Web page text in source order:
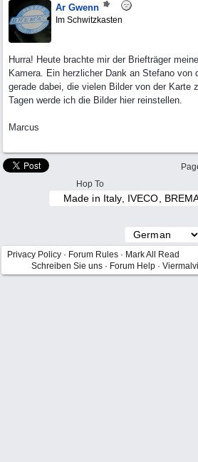
Ar Gwenn
Im Schwitzkasten
Hurra! Heute brachte mir der Briefträger
Kamera. Ein herzlicher Dank an Stefano von
gerade dabei, die vielen Bilder von der Karte
Tagen werde ich die Bilder hier reinstellen.
Marcus
Hop To
Privacy Policy · Forum Rules · Mark All Read
Schreiben Sie uns · Forum Help ·